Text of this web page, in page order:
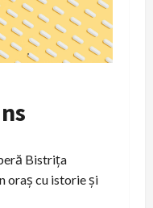
Bistrița
oraș cu istorie și